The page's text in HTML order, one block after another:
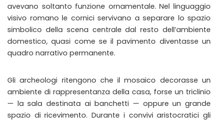
avevano soltanto funzione ornamentale. Nel linguaggio
visivo romano le cornici servivano a separare lo spazio
simbolico della scena centrale dal resto dell’ambiente
domestico, quasi come se il pavimento diventasse un
quadro narrativo permanente.
Gli archeologi ritengono che il mosaico decorasse un
ambiente di rappresentanza della casa, forse un triclinio
— la sala destinata ai banchetti — oppure un grande
spazio di ricevimento. Durante i convivi aristocratici gli